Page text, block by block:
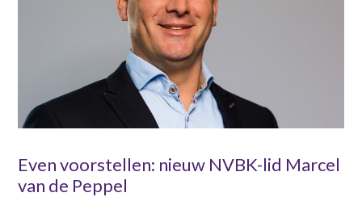
o
Even voorstellen: nieuw NVBK-lid Marcel
van de Peppel
ABK-model 2023
Boek Levensduurkosten –
Slim investeren, lang
profiteren
Dag van de
Bouwkostendeskundige 2024
Dag van de
november 2023